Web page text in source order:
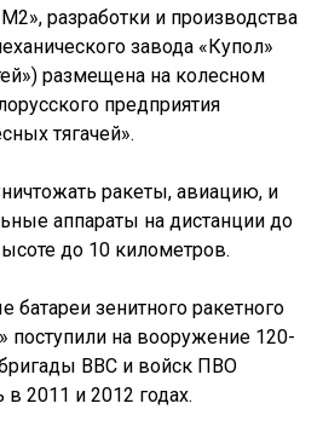
разработки и производства
завода «Купол»
размещена на колесном
предприятия
тягачей».
ракеты, авиацию, и
аппараты на дистанции до
до 10 километров.
зенитного ракетного
поступили на вооружение 120-
ВВС и войск ПВО
2011 и 2012 годах.